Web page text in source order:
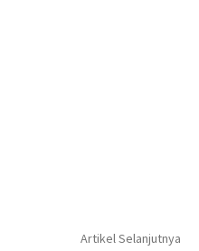
Artikel Selanjutnya